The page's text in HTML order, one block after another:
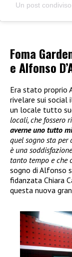
Un post
Foma
e Alfonso
Era stato proprio
rivelare sui social
un locale tutto
locali, che fossero
averne uno tutto
quel sogno sta
è una
tanto tempo e che
sogno di Alfonso
fidanzata Chiara
questa nuova